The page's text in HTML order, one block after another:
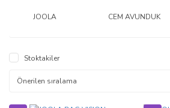
JOOLA CEM AVUNDUK
Stoktakiler